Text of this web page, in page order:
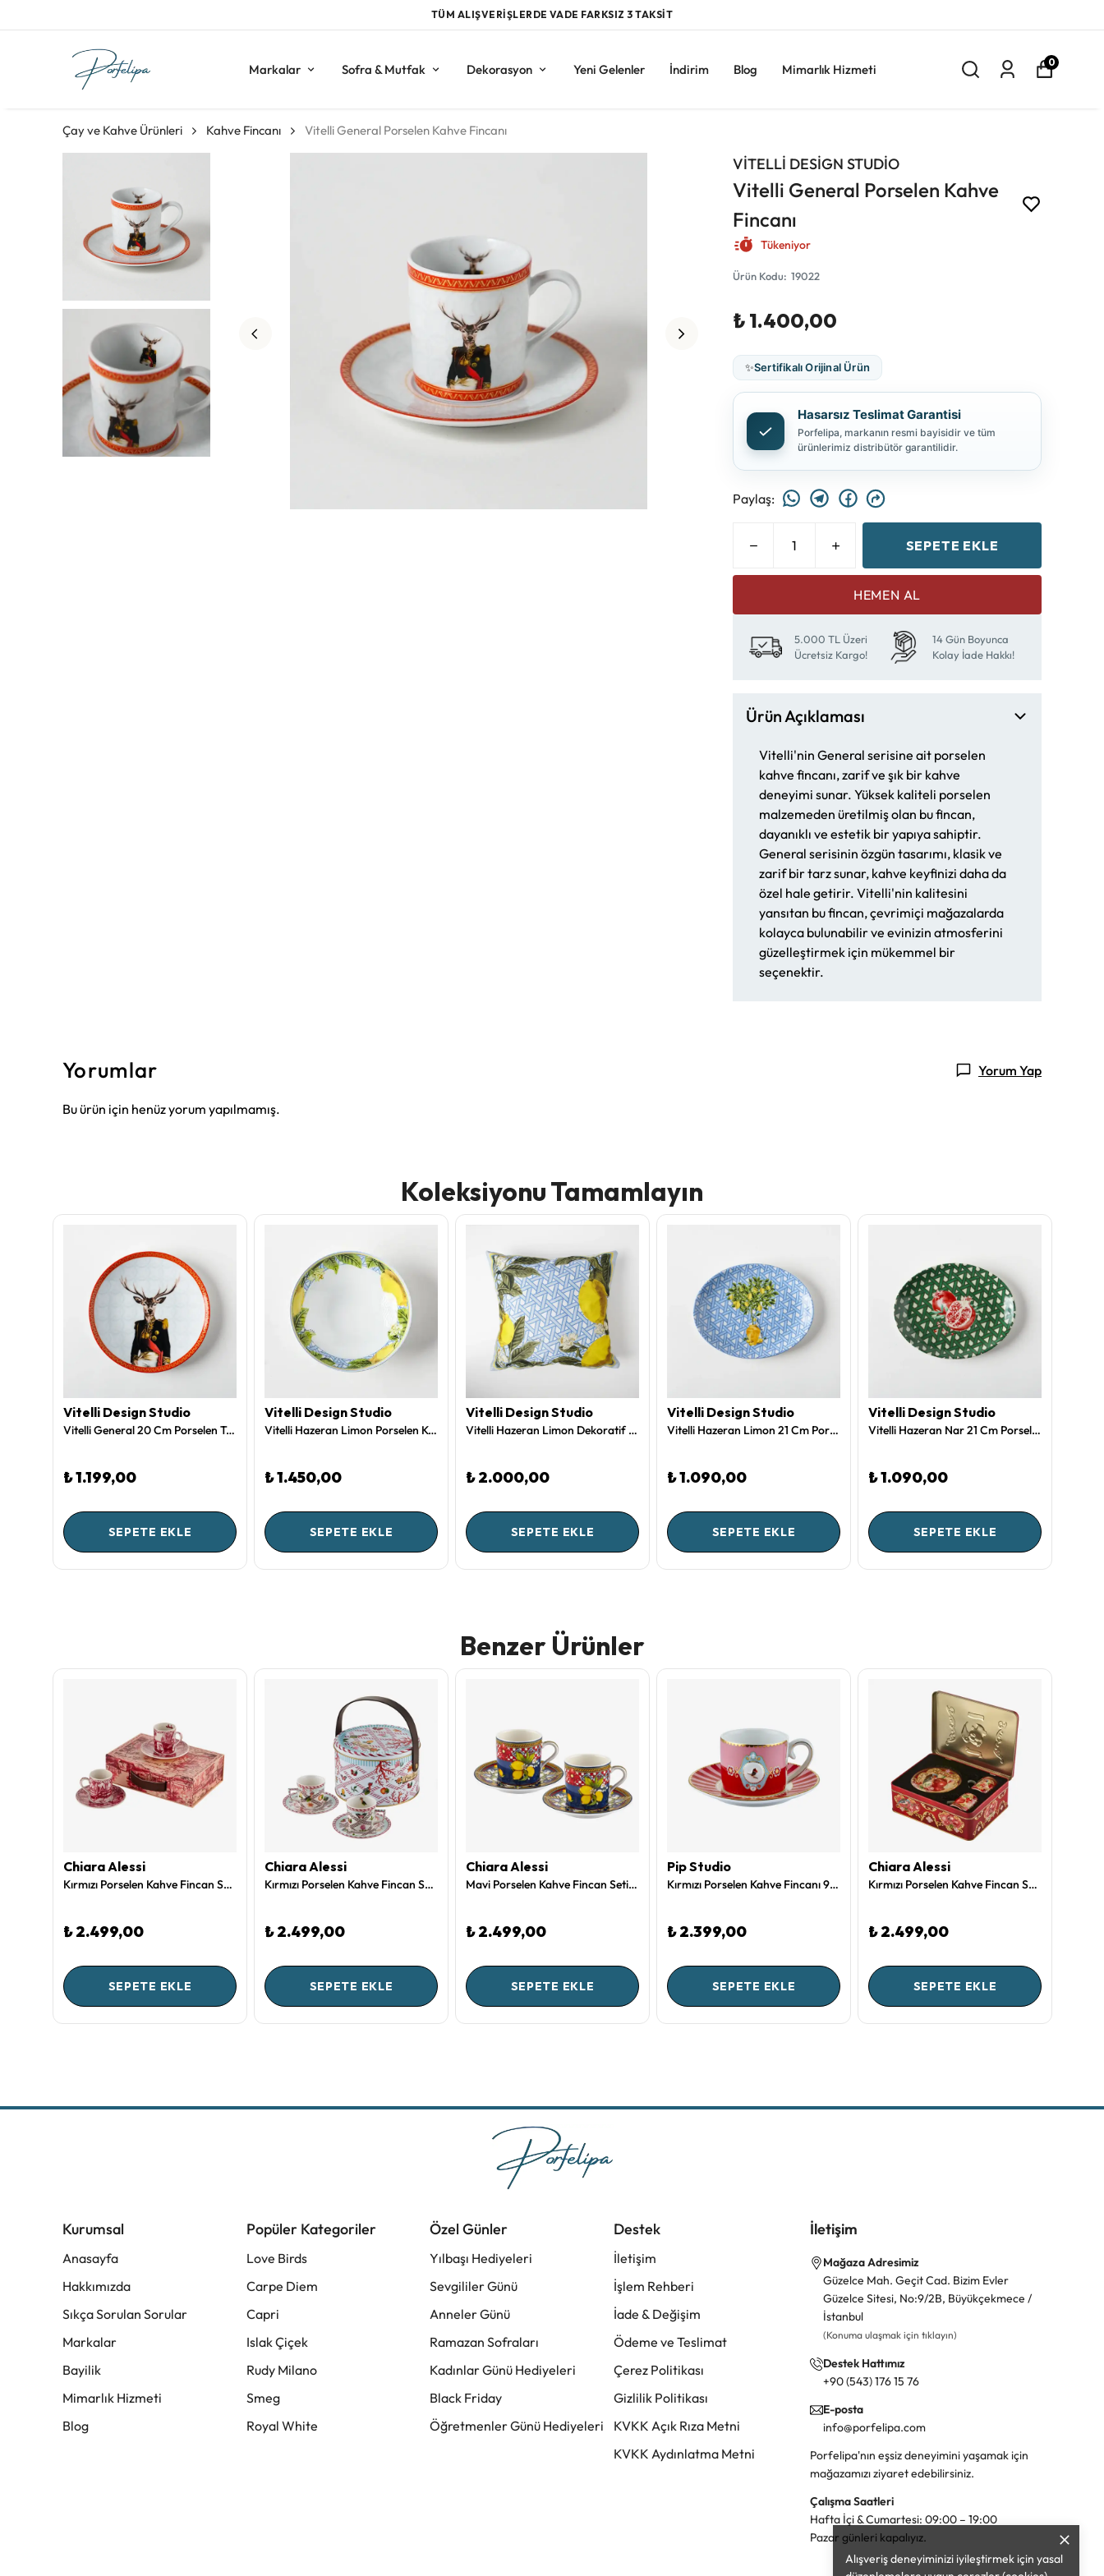
TÜM ALIŞVERİŞLERDE VADE FARKSIZ 3 TAKSİT
Markalar Sofra & Mutfak Dekorasyon Yeni Gelenler İndirim Blog Mimarlık Hizmeti 0
Alışveriş deneyiminizi iyileştirmek için yasal
Çay ve Kahve Ürünleri Kahve Fincanı Vitelli General Porselen Kahve Fincanı
VİTELLİ DESİGN STUDİO
Vitelli General Porselen Kahve
Fincanı
Tükeniyor
Ürün Kodu: 19022
₺ 1.400,00
✨Sertifikalı Orijinal Ürün
Hasarsız Teslimat Garantisi
Porfelipa, markanın resmi bayisidir ve tüm
ürünlerimiz distribütör garantilidir.
Paylaş:
SEPETE EKLE
HEMEN AL
5.000 TL Üzeri
Ücretsiz Kargo!
14 Gün Boyunca
Kolay İade Hakkı!
Ürün Açıklaması
Vitelli'nin General serisine ait porselen
kahve fincanı, zarif ve şık bir kahve
deneyimi sunar. Yüksek kaliteli porselen
malzemeden üretilmiş olan bu fincan,
dayanıklı ve estetik bir yapıya sahiptir.
General serisinin özgün tasarımı, klasik ve
zarif bir tarz sunar, kahve keyfinizi daha da
özel hale getirir. Vitelli'nin kalitesini
yansıtan bu fincan, çevrimiçi mağazalarda
kolayca bulunabilir ve evinizin atmosferini
güzelleştirmek için mükemmel bir
seçenektir.
Yorumlar Yorum Yap
Bu ürün için henüz yorum yapılmamış.
Koleksiyonu Tamamlayın
Vitelli Design Studio
Vitelli General 20 Cm Porselen Tabak
₺ 1.199,00
SEPETE EKLE
Vitelli Design Studio
Vitelli Hazeran Limon Porselen Kase
₺ 1.450,00
SEPETE EKLE
Vitelli Design Studio
Vitelli Hazeran Limon Dekoratif Yastık
₺ 2.000,00
SEPETE EKLE
Vitelli Design Studio
Vitelli Hazeran Limon 21 Cm Porselen Kayık Tabak
₺ 1.090,00
SEPETE EKLE
Vitelli Design Studio
Vitelli Hazeran Nar 21 Cm Porselen Kayık Tabak
₺ 1.090,00
SEPETE EKLE
Benzer Ürünler
Chiara Alessi
Kırmızı Porselen Kahve Fincan Seti 90 Ml Romance Collection by Chiara Alessi
₺ 2.499,00
SEPETE EKLE
Chiara Alessi
Kırmızı Porselen Kahve Fincan Seti 120 Ml Coral Collection by Chiara Alessi
₺ 2.499,00
SEPETE EKLE
Chiara Alessi
Mavi Porselen Kahve Fincan Seti 120 Ml Capri Collection by Chiara Alessi
₺ 2.499,00
SEPETE EKLE
Pip Studio
Kırmızı Porselen Kahve Fincanı 90 Ml Love Birds Collection by Pip Studio
₺ 2.399,00
SEPETE EKLE
Chiara Alessi
Kırmızı Porselen Kahve Fincan Seti 120 Ml Capri Collection by Chiara Alessi
₺ 2.499,00
SEPETE EKLE
Kurumsal
Anasayfa
Hakkımızda
Sıkça Sorulan Sorular
Markalar
Bayilik
Mimarlık Hizmeti
Blog
Popüler Kategoriler
Love Birds
Carpe Diem
Capri
Islak Çiçek
Rudy Milano
Smeg
Royal White
Özel Günler
Yılbaşı Hediyeleri
Sevgililer Günü
Anneler Günü
Ramazan Sofraları
Kadınlar Günü Hediyeleri
Black Friday
Öğretmenler Günü Hediyeleri
Destek
İletişim
İşlem Rehberi
İade & Değişim
Ödeme ve Teslimat
Çerez Politikası
Gizlilik Politikası
KVKK Açık Rıza Metni
KVKK Aydınlatma Metni
İletişim
Mağaza Adresimiz
Güzelce Mah. Geçit Cad. Bizim Evler
Güzelce Sitesi, No:9/2B, Büyükçekmece /
İstanbul
(Konuma ulaşmak için tıklayın)
Destek Hattımız
+90 (543) 176 15 76
E-posta
info@porfelipa.com
Porfelipa'nın eşsiz deneyimini yaşamak için
mağazamızı ziyaret edebilirsiniz.
Çalışma Saatleri
Hafta İçi & Cumartesi: 09:00 – 19:00
Pazar günleri kapalıyız.